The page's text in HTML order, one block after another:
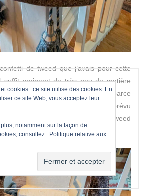
de tweed que j’avais pour cette
vraiment de très peu de matière
Celui-ci n’est pas doublé parce
rigide mais j’ai quand même prévu
! Mais je n’avais pas assez de tweed
des anses, malheureusement.
cookies : ce site utilise des cookies. En
ce site Web, vous acceptez leur
notamment sur la façon de
consultez : Politique relative aux